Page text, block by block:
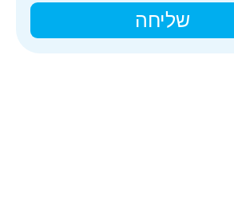
שליחה